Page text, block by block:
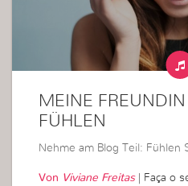
MEINE
FÜHLEN
Nehme am Blog Teil: Fühlen
Von Viviane Freitas| Faça o